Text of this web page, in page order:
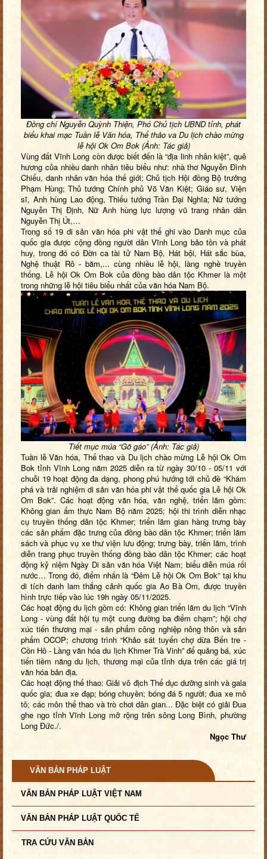
Đồng chí Nguyễn Quỳnh Thiện, Phó Chủ tịch UBND tỉnh, phát
biểu khai mạc Tuần lễ Văn hóa, Thể thảo va Du lịch chào mừng
lễ hội Ok Om Bok (Ảnh: Tác giả)
Vùng đất Vĩnh Long còn được biết đến là “địa linh nhân kiệt”, quê
hương của nhiều danh nhân tiêu biểu như: nhà thơ Nguyễn Đình
Chiểu, danh nhân văn hóa thế giới; Chủ tịch Hội đồng Bộ trưởng
Phạm Hùng; Thủ tướng Chính phủ Võ Văn Kiệt; Giáo sư, Viện
sĩ, Anh hùng Lao động, Thiếu tướng Trần Đại Nghĩa; Nữ tướng
Nguyễn Thị Định, Nữ Anh hùng lực lượng vũ trang nhân dân
Nguyễn Thị Út,…
Trong số 19 di sản văn hóa phi vật thể ghi vào Danh mục của
quốc gia được cộng đồng người dân Vĩnh Long bảo tồn và phát
huy, trong đó có Đờn ca tài tử Nam Bộ, Hát bội, Hát sắc bùa,
Nghệ thuật Rô - băm,... cùng nhiều lễ hội, làng nghề truyền
thống. Lễ hội Ok Om Bok của đồng bào dân tộc Khmer là một
trong những lễ hội tiêu biểu nhất của văn hóa Nam Bộ.
Tiết mục múa “Gõ gáo” (Ảnh: Tác giả)
Tuần lễ Văn hóa, Thể thao và Du lịch chào mừng Lễ hội Ok Om
Bok tỉnh Vĩnh Long năm 2025 diễn ra từ ngày 30/10 - 05/11 với
chuỗi 19 hoạt động đa dạng, phong phú hướng tới chủ đề “Khám
phá và trải nghiệm di sản văn hóa phi vật thể quốc gia Lễ hội Ok
Om Bok”. Các hoạt động văn hóa, văn nghệ, triển lãm gồm:
Không gian ẩm thực Nam Bộ năm 2025; hội thi trình diễn nhạc
cụ truyền thống dân tộc Khmer; triển lãm gian hàng trưng bày
các sản phẩm đặc trưng của đồng bào dân tộc Khmer; triển lãm
sách và phục vụ xe thư viện lưu động; trưng bày, triển lãm, trình
diễn trang phục truyền thống đồng bào dân tộc Khmer; các hoạt
động kỷ niệm Ngày Di sản văn hóa Việt Nam; biểu diễn múa rối
nước… Trong đó, điểm nhấn là “Đêm Lễ hội Ok Om Bok” tại khu
di tích danh lam thắng cảnh quốc gia Ao Bà Om, được truyền
hình trực tiếp vào lúc 19h ngày 05/11/2025.
Các hoạt động du lịch gồm có: Không gian triển lãm du lịch “Vĩnh
Long - vùng đất hội tụ một cung đường ba điểm chạm”; hội chợ
xúc tiến thương mại - sản phẩm công nghiệp nông thôn và sản
phẩm OCOP; chương trình “Khảo sát tuyến chợ dừa Bến tre -
Cồn Hô - Làng văn hóa du lịch Khmer Trà Vinh” để quảng bá, xúc
tiến tiềm năng du lịch, thương mại của tỉnh dựa trên các giá trị
văn hóa bản địa.
Các hoạt động thể thao: Giải vô địch Thể dục dưỡng sinh và gala
quốc gia; đua xe đạp; bóng chuyền; bóng đá 5 người; đua xe mô
tô; các môn thể thao và trò chơi dân gian... Đặc biệt có giải Đua
ghe ngo tỉnh Vĩnh Long mở rộng trên sông Long Bình, phường
Long Đức./.
Ngọc Thư
VĂN BẢN PHÁP LUẬT
VĂN BẢN PHÁP LUẬT VIỆT NAM
VĂN BẢN PHÁP LUẬT QUỐC TẾ
TRA CỨU VĂN BẢN